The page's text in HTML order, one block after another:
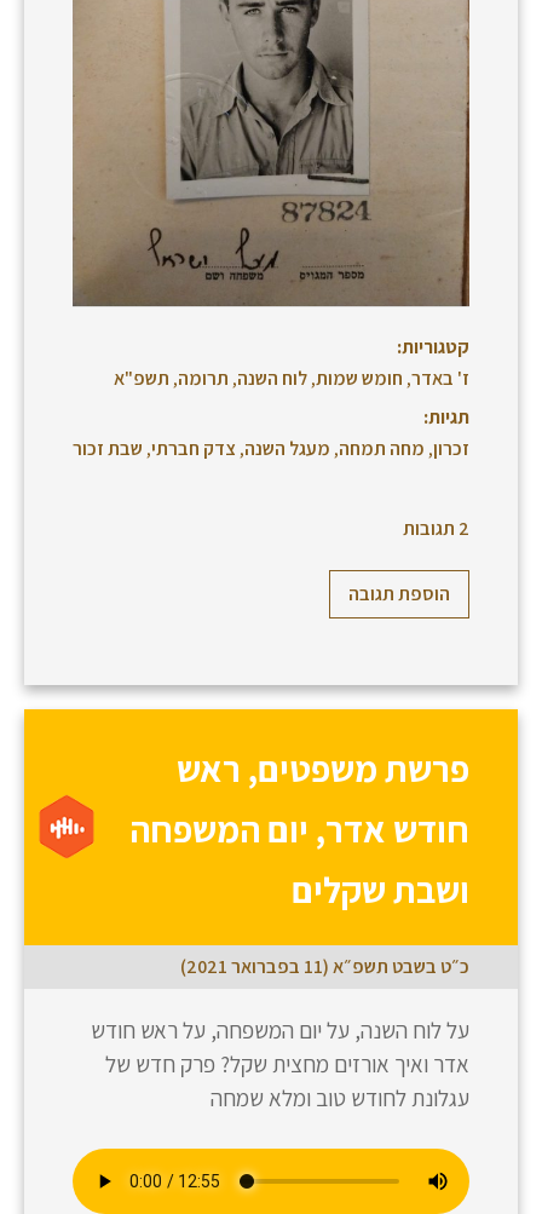
קטגוריות:
ז' באדר, חומש שמות,לוח השנה, תרומה, תשפ"א
תגיות:
זכרון, מחה תמחה, מעגל השנה, צדק חברתי, שבת זכור
2 תגובות
הוספת תגובה
פרשת משפטים, ראש
חודש אדר, יום המשפחה
ושבת שקלים
כ״ט בשבט תשפ״א (11 בפברואר 2021)
על לוח השנה, על יום המשפחה, על ראש חודש
אדר ואיך אורזים מחצית שקל? פרק חדש של
עגלונת לחודש טוב ומלא שמחה